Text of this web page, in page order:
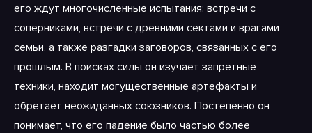
его ждут многочисленные испытания: встречи с
соперниками, встречи с древними сектами и врагами
семьи, а также разгадки заговоров, связанных с его
прошлым. В поисках силы он изучает запретные
техники, находит могущественные артефакты и
обретает неожиданных союзников. Постепенно он
понимает, что его падение было частью более